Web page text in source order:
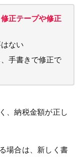
修正テープや修正
ない
手書きで修正で
、納税金額が正し
場合は、新しく書